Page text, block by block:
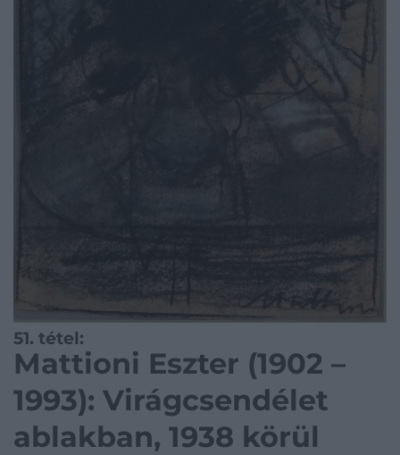
51. tétel:
Mattioni Eszter (1902 –
1993): Virágcsendélet
ablakban, 1938 körül